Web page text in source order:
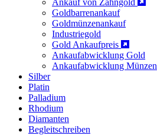
Ankauf von Zahngold
Goldbarrenankauf
Goldmünzenankauf
Industriegold
Gold Ankaufpreis
Ankaufabwicklung Gold
Ankaufabwicklung Münzen
Silber
Platin
Palladium
Rhodium
Diamanten
Begleitschreiben